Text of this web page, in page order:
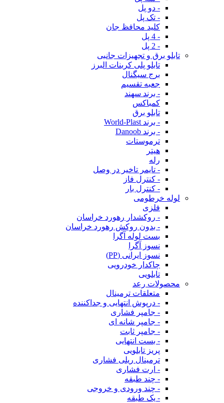
- دو پل
- تک پل
کلید محافظ جان
- 4 پل
- 2 پل
تابلو برق و تجهیزات جانبی
تابلو پلی کربنات البرز
برج سیگنال
جعبه تقسیم
- برند سهند
کمباکس
تابلو برق
- برند World-Plast
- برند Danoob
ترموستات
هیتر
رله
- تایمر تاخیر در وصل
- کنترل فاز
- کنترل بار
لوله خرطومی
فلزی
- روکشدار رهورد خراسان
- بدون روکش رهورد خراسان
بست لوله آگرا
نسوز آگرا
نسوز ایرانی (PP)
چاکدار خودرویی
تابلویی
محصولات رعد
متعلقات ترمینال
- درپوش انتهایی و جداکننده
- جامپر فشاری
- جامپر شانه ای
- جامپر ثابت
- بست انتهایی
پریز تابلویی
ترمینال ریلی فشاری
- ارت فشاری
- چند طبقه
- چند ورودی و خروجی
- یک طبقه